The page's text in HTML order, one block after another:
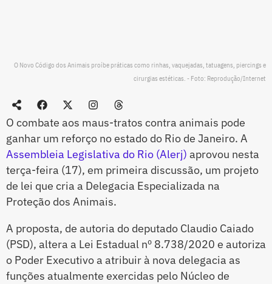
O Novo Código dos Animais proíbe práticas como rinhas, vaquejadas, tatuagens, piercings e
cirurgias estéticas. - Foto: Reprodução/Internet
O combate aos maus-tratos contra animais pode
ganhar um reforço no estado do Rio de Janeiro. A
Assembleia Legislativa do Rio (Alerj) aprovou nesta
terça-feira (17), em primeira discussão, um projeto
de lei que cria a Delegacia Especializada na
Proteção dos Animais.
A proposta, de autoria do deputado Claudio Caiado
(PSD), altera a Lei Estadual nº 8.738/2020 e autoriza
o Poder Executivo a atribuir à nova delegacia as
funções atualmente exercidas pelo Núcleo de